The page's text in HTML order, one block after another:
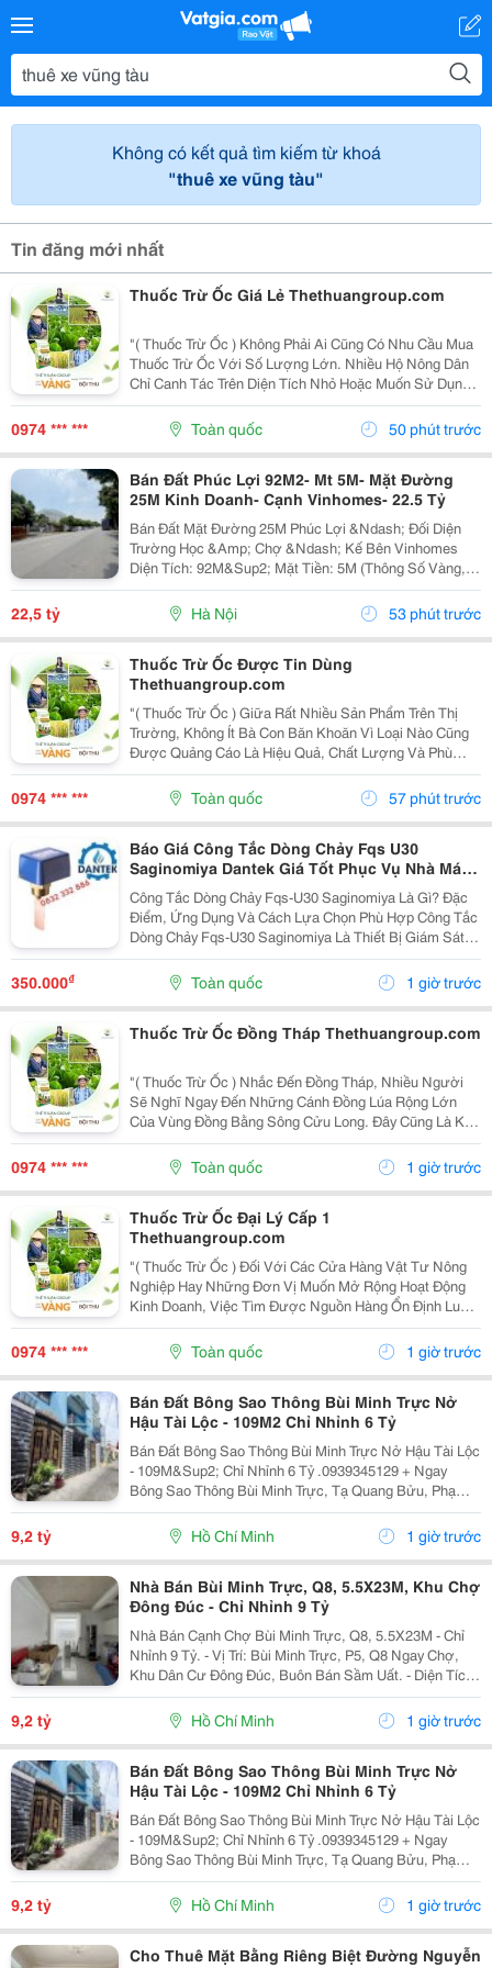
Không có kết quả tìm kiếm từ khoá
"thuê xe vũng tàu"
Tin đăng mới nhất
Thuốc Trừ Ốc Giá Lẻ Thethuangroup.com
"( Thuốc Trừ Ốc ) Không Phải Ai Cũng Có Nhu Cầu Mua
Thuốc Trừ Ốc Với Số Lượng Lớn. Nhiều Hộ Nông Dân
Chỉ Canh Tác Trên Diện Tích Nhỏ Hoặc Muốn Sử Dụng
Thử Trước Khi Quyết Định Nhập Nhiều Hơn. Vì Vậy,
Việc Tìm Kiếm Thuốc Trừ Ốc Giá Lẻ Là Nhu Cầu Rất...
0974 *** *** Toàn quốc 50 phút trước
Bán Đất Phúc Lợi 92M2- Mt 5M- Mặt Đường
25M Kinh Doanh- Cạnh Vinhomes- 22.5 Tỷ
Bán Đất Mặt Đường 25M Phúc Lợi &Ndash; Đối Diện
Trường Học &Amp; Chợ &Ndash; Kế Bên Vinhomes
Diện Tích: 92M&Sup2; Mặt Tiền: 5M (Thông Số Vàng,
Vuông Vắn). Vị Trí: Mặt Đường 25M, Vỉa Hè Rộng. Tọa
Lạc Tại Trung Tâm Phúc Lợi, Ngay Sát Khu Đô Thị...
22,5 tỷ Hà Nội 53 phút trước
Thuốc Trừ Ốc Được Tin Dùng
Thethuangroup.com
"( Thuốc Trừ Ốc ) Giữa Rất Nhiều Sản Phẩm Trên Thị
Trường, Không Ít Bà Con Băn Khoăn Vì Loại Nào Cũng
Được Quảng Cáo Là Hiệu Quả, Chất Lượng Và Phù
Hợp Cho Cây Trồng. Tuy Nhiên, Một Sản Phẩm Chỉ Thực
Sự Khẳng Định Được Giá Trị Khi Được Nhiều Người...
0974 *** *** Toàn quốc 57 phút trước
Báo Giá Công Tắc Dòng Chảy Fqs U30
Saginomiya Dantek Giá Tốt Phục Vụ Nhà Máy
Tại Bến Tre
Công Tắc Dòng Chảy Fqs-U30 Saginomiya Là Gì? Đặc
Điểm, Ứng Dụng Và Cách Lựa Chọn Phù Hợp Công Tắc
Dòng Chảy Fqs-U30 Saginomiya Là Thiết Bị Giám Sát
Lưu Lượng Được Sử Dụng Phổ Biến Trong Các Hệ
Thống Nước Lạnh, Hvac, Chiller, Hệ Thống Bơm,
Đường Ống...
350.000₫ Toàn quốc 1 giờ trước
Thuốc Trừ Ốc Đồng Tháp Thethuangroup.com
"( Thuốc Trừ Ốc ) Nhắc Đến Đồng Tháp, Nhiều Người
Sẽ Nghĩ Ngay Đến Những Cánh Đồng Lúa Rộng Lớn
Của Vùng Đồng Bằng Sông Cửu Long. Đây Cũng Là Khu
Vực Có Điều Kiện Thuận Lợi Để Cây Lúa Phát Triển,
Nhưng Đồng Thời Ốc Bươu Vàng Cũng Dễ Sinh Sôi,
0974 *** *** Toàn quốc 1 giờ trước
Thuốc Trừ Ốc Đại Lý Cấp 1
Thethuangroup.com
"( Thuốc Trừ Ốc ) Đối Với Các Cửa Hàng Vật Tư Nông
Nghiệp Hay Những Đơn Vị Muốn Mở Rộng Hoạt Động
Kinh Doanh, Việc Tìm Được Nguồn Hàng Ổn Định Luôn
Là Yếu Tố Quan Trọng Hàng Đầu. Không Chỉ Ảnh Hưởng
Đến Giá Nhập, Nguồn Cung Mà Còn Quyết Định Khả
Năng...
0974 *** *** Toàn quốc 1 giờ trước
Bán Đất Bông Sao Thông Bùi Minh Trực Nở
Hậu Tài Lộc - 109M2 Chỉ Nhỉnh 6 Tỷ
Bán Đất Bông Sao Thông Bùi Minh Trực Nở Hậu Tài Lộc
- 109M&Sup2; Chỉ Nhỉnh 6 Tỷ .0939345129 + Ngay
Bông Sao Thông Bùi Minh Trực, Tạ Quang Bửu, Phạm
Thế Hiển, Liên Tỉnh 5... + Tiện Ích: Gần Chợ Nhị Thiên
Đường, Trường Học Các Cấp, Bến Xe Q8......
9,2 tỷ Hồ Chí Minh 1 giờ trước
Nhà Bán Bùi Minh Trực, Q8, 5.5X23M, Khu Chợ
Đông Đúc - Chỉ Nhỉnh 9 Tỷ
Nhà Bán Cạnh Chợ Bùi Minh Trực, Q8, 5.5X23M - Chỉ
Nhỉnh 9 Tỷ. - Vị Trí: Bùi Minh Trực, P5, Q8 Ngay Chợ,
Khu Dân Cư Đông Đúc, Buôn Bán Sầm Uất. - Diện Tích:
5.5 X 23M Siêu Rộng, Thoáng Mát. Kết Cấu: 1 Trệt 1
Lầu, 5 Phòng Ngủ, Sân Siêu Rộng,...
9,2 tỷ Hồ Chí Minh 1 giờ trước
Bán Đất Bông Sao Thông Bùi Minh Trực Nở
Hậu Tài Lộc - 109M2 Chỉ Nhỉnh 6 Tỷ
Bán Đất Bông Sao Thông Bùi Minh Trực Nở Hậu Tài Lộc
- 109M&Sup2; Chỉ Nhỉnh 6 Tỷ .0939345129 + Ngay
Bông Sao Thông Bùi Minh Trực, Tạ Quang Bửu, Phạm
Thế Hiển, Liên Tỉnh 5... + Tiện Ích: Gần Chợ Nhị Thiên
Đường, Trường Học Các Cấp, Bến Xe Q8......
9,2 tỷ Hồ Chí Minh 1 giờ trước
Cho Thuê Mặt Bằng Riêng Biệt Đường Nguyễn